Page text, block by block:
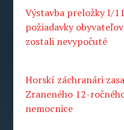
Výstavba preložky I/
požiadavky
zostali nevypočuté
Horskí záchranári
Zraneného 12-
nemocnice